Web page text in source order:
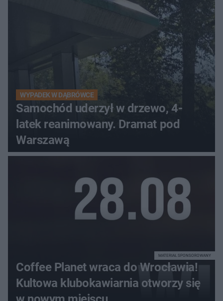
WYPADEK W DĄBRÓWCE
Samochód uderzył w drzewo, 4-
latek reanimowany. Dramat pod
Warszawą
Coffee Planet wraca do Wrocławia!
Kultowa klubokawiarnia otworzy się
MATERIAŁ SPONSOROWANY